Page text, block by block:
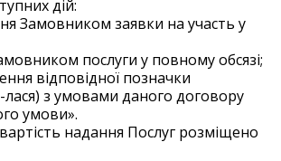
дій:
Замовником заявки на участь у
послуги у повному обсязі;
відповідної позначки
з умовами даного договору
умови».
надання Послуг розміщено